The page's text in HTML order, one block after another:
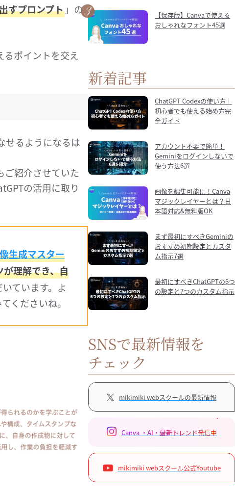
すプロンプト 」の
ポイントを交え
せるようになるは
ご紹介させていた
の活用に取り
生成マスター
理解でき、自
ています。よ
くださいね。
【保存版】Canvaで使える
おしゃれなフォント45選
新着記事
ChatGPT Codexの使い方｜
初心者でも使える始め方完
全ガイド
アカウント不要で簡単！
Geminiをログインしないで
使う方法6選
画像を編集可能に！Canva
マジックレイヤーとは？日
本語対応&無料版OK
まず最初にすべきGeminiの
おすすめ初期設定とカスタ
ム指示7選
最初にすべきChatGPTの6つ
の設定と7つのカスタム指示
SNSで最新情報を
チェック
mikimiki webスクールの最新情報
Canva ・AI・最新トレンド発信中
mikimiki webスクール公式Youtube